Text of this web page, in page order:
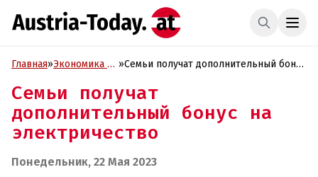
Главная»Экономика и
»Семьи получат дополнительный бонус
Семьи получат
дополнительный бонус на
электричество
Понедельник, 22 Мая 2023